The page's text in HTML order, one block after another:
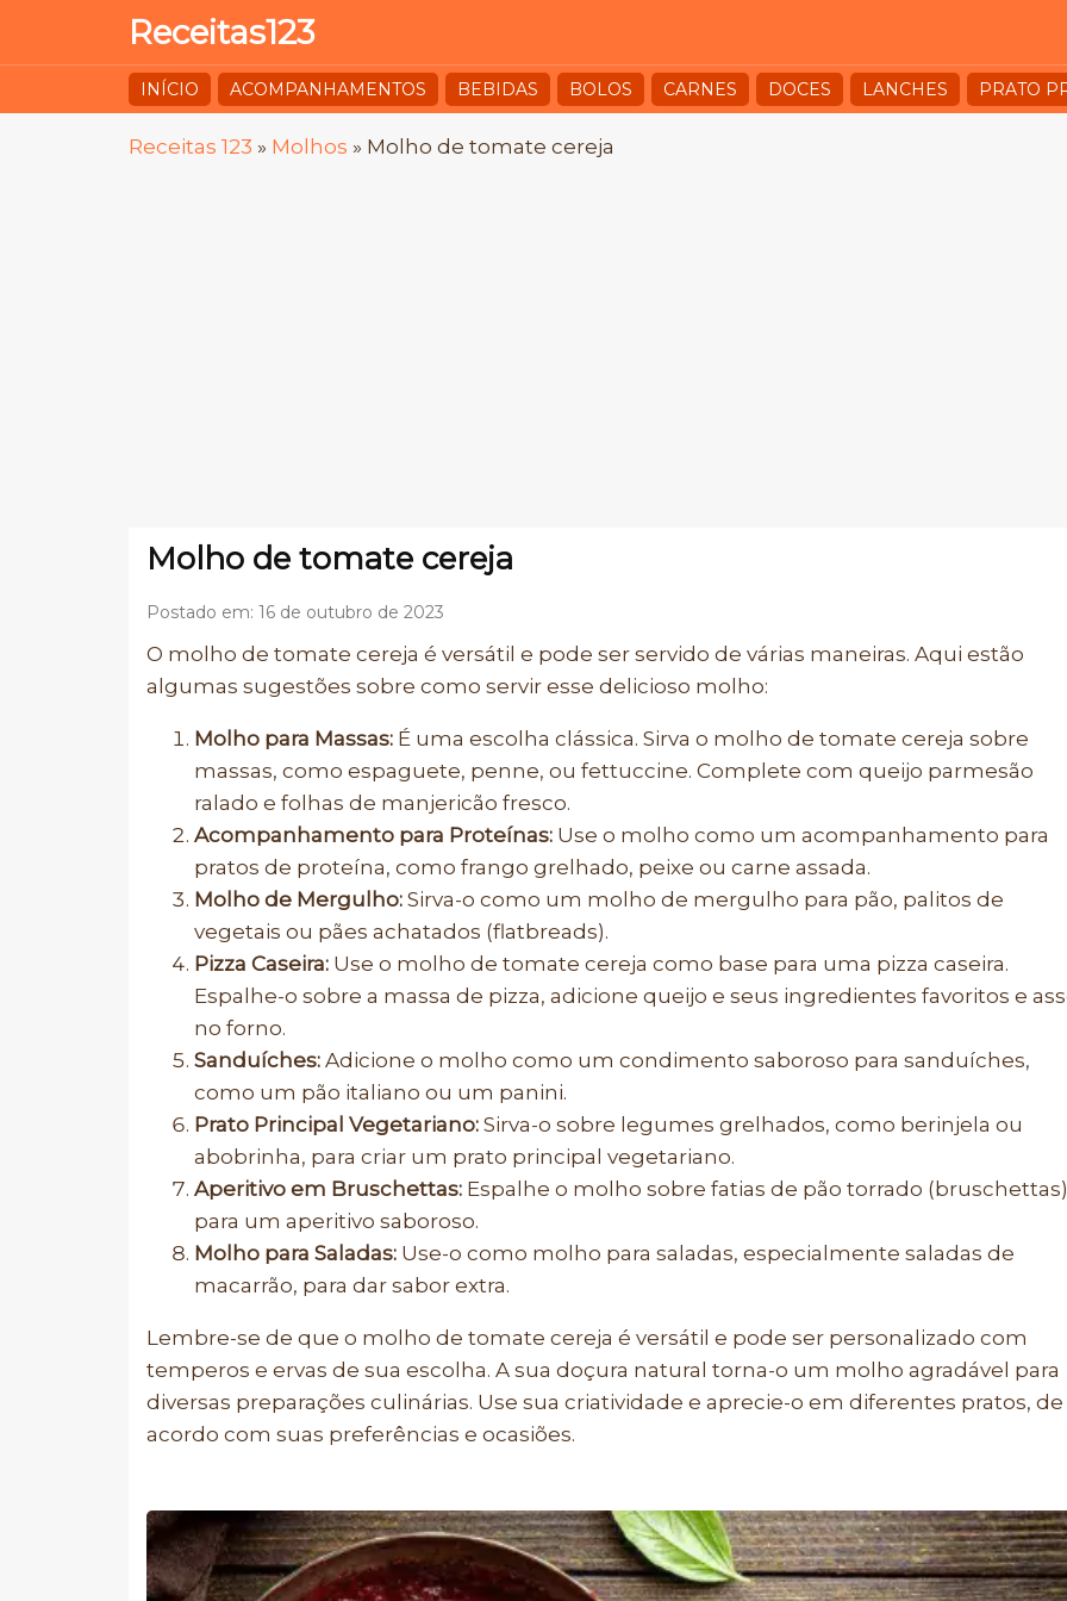
Receitas123
INÍCIO ACOMPANHAMENTOS BEBIDAS BOLOS CARNES DOCES LANCHES PRATO
Receitas 123 » Molhos » Molho de tomate cereja
Molho de tomate cereja
Postado em: 16 de outubro de 2023
O molho de tomate cereja é versátil e pode ser servido de várias maneiras. Aqui estão
algumas sugestões sobre como servir esse delicioso molho:
Molho para Massas: É uma escolha clássica. Sirva o molho de tomate cereja sobre
massas, como espaguete, penne, ou fettuccine. Complete com queijo parmesão
ralado e folhas de manjericão fresco.
Acompanhamento para Proteínas: Use o molho como um acompanhamento para
pratos de proteína, como frango grelhado, peixe ou carne assada.
Molho de Mergulho: Sirva-o como um molho de mergulho para pão, palitos de
vegetais ou pães achatados (flatbreads).
Pizza Caseira: Use o molho de tomate cereja como base para uma pizza caseira.
Espalhe-o sobre a massa de pizza, adicione queijo e seus ingredientes favoritos e
no forno.
Sanduíches: Adicione o molho como um condimento saboroso para sanduíches,
como um pão italiano ou um panini.
Prato Principal Vegetariano: Sirva-o sobre legumes grelhados, como berinjela ou
abobrinha, para criar um prato principal vegetariano.
Aperitivo em Bruschettas: Espalhe o molho sobre fatias de pão torrado (bruschettas)
para um aperitivo saboroso.
Molho para Saladas: Use-o como molho para saladas, especialmente saladas de
macarrão, para dar sabor extra.
Lembre-se de que o molho de tomate cereja é versátil e pode ser personalizado com
temperos e ervas de sua escolha. A sua doçura natural torna-o um molho agradável para
diversas preparações culinárias. Use sua criatividade e aprecie-o em diferentes pratos, de
acordo com suas preferências e ocasiões.